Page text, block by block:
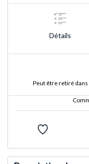
Détails
Peut être retiré